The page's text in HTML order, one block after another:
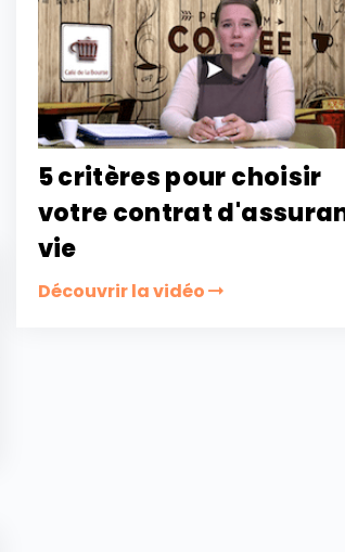
5 critères pour choisir
votre contrat
vie
Découvrir la vidéo